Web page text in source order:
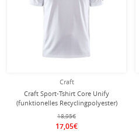
Craft
Craft Sport-Tshirt Core Unify
(funktionelles Recyclingpolyester)
weiss Herren
18,95€
17,05€